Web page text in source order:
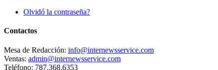
Olvidó la contraseña?
Contactos
Mesa de Redacción: info@internewsservice.com
Ventas: admin@internewsservice.com
Teléfono: 787.368.6353